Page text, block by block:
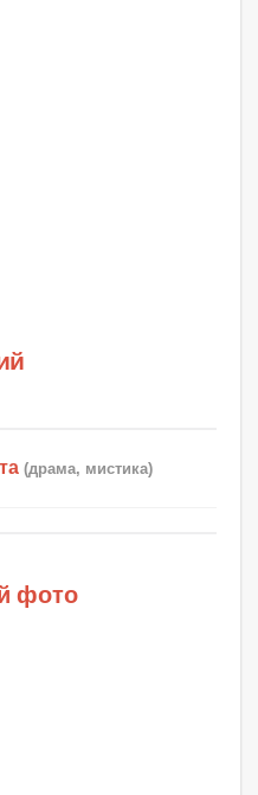
(драма, мистика)
фото